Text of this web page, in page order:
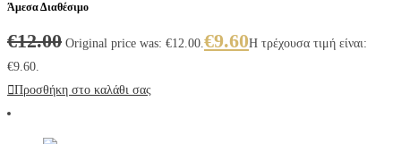
Άμεσα Διαθέσιμο
€12.00 Original price was: €12.00.€9.60Η τρέχουσα τιμή είναι:
€9.60.
Προσθήκη στο καλάθι σας